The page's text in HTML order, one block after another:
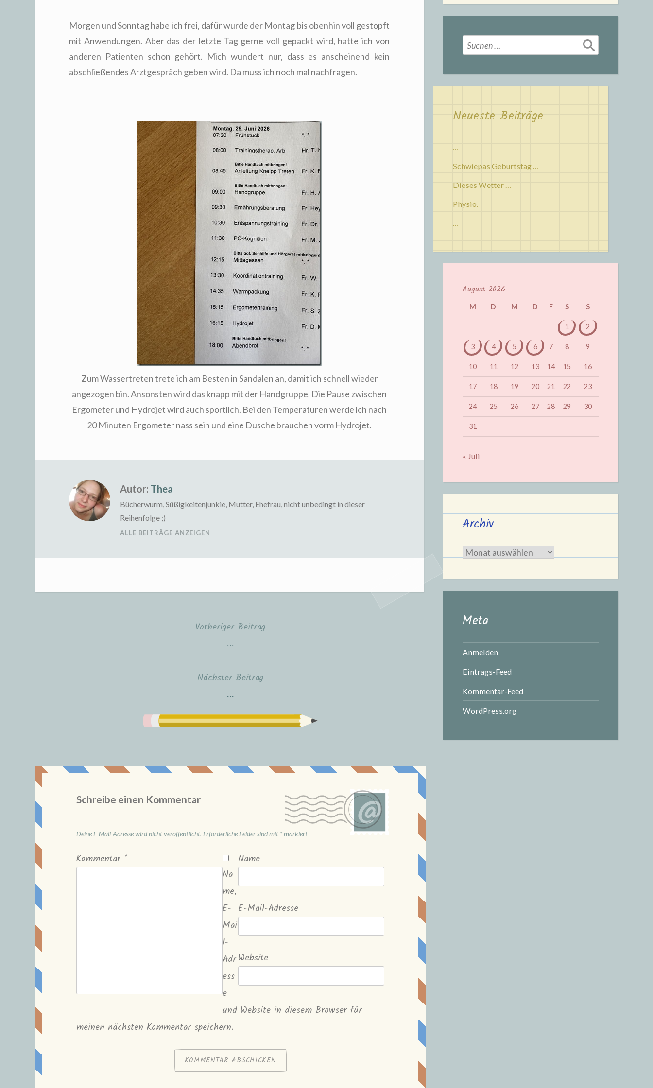
Morgen und Sonntag habe ich frei, dafür wurde der Montag bis obenhin voll gestopft
mit Anwendungen. Aber das der letzte Tag gerne voll gepackt wird, hatte ich von
anderen Patienten schon gehört. Mich wundert nur, dass es anscheinend kein
abschließendes Arztgespräch geben wird. Da muss ich noch mal nachfragen.
Zum Wassertreten trete ich am Besten in Sandalen an, damit ich schnell wieder
angezogen bin. Ansonsten wird das knapp mit der Handgruppe. Die Pause zwischen
Ergometer und Hydrojet wird auch sportlich. Bei den Temperaturen werde ich nach
20 Minuten Ergometer nass sein und eine Dusche brauchen vorm Hydrojet.
Autor: Thea
Bücherwurm, Süßigkeitenjunkie, Mutter, Ehefrau, nicht unbedingt in dieser
Reihenfolge ;)
ALLE BEITRÄGE ANZEIGEN
Vorheriger Beitrag
…
Nächster Beitrag
…
Schreibe einen Kommentar
Deine E-Mail-Adresse wird nicht veröffentlicht. Erforderliche Felder sind mit *markiert
Kommentar * Name
E-Mail-Adresse
Website
Na
me,
E-
Mai
l-
Adr
ess
e
und Website in diesem Browser für
meinen nächsten Kommentar speichern.
Suchen
nach:
Neueste Beiträge
…
Schwiepas Geburtstag …
Dieses Wetter …
Physio.
…
August 2026
M D M D F S S
1 2
3 4 5 6 7 8 9
10 11 12 13 14 15 16
17 18 19 20 21 22 23
24 25 26 27 28 29 30
31
« Juli
Archiv
Archiv
Meta
Anmelden
Eintrags-Feed
Kommentar-Feed
WordPress.org